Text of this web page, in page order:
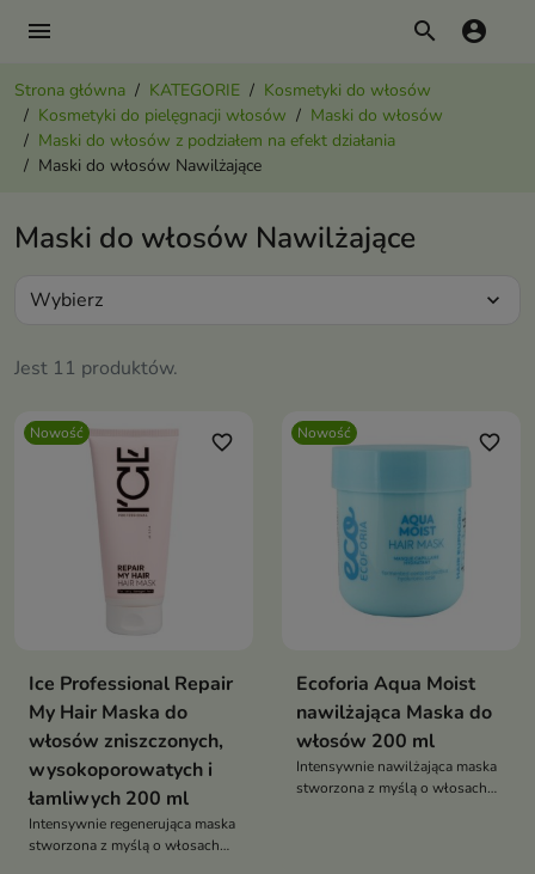
menu search account_circle
Strona główna KATEGORIE
Kosmetyki do włosów
Kosmetyki do pielęgnacji włosów
Maski do włosów
Maski do włosów z podziałem na efekt działania
Maski do włosów Nawilżające
Maski do włosów Nawilżające
Jest 11 produktów.
Wybierz expand_more
Nowość favorite_border
Ice Professional Repair
My Hair Maska do
włosów zniszczonych,
wysokoporowatych i
łamliwych 200 ml
Intensywnie regenerująca maska
stworzona z myślą o włosach
Nowość favorite_border
Ecoforia Aqua Moist
nawilżająca Maska do
włosów 200 ml
Intensywnie nawilżająca maska
stworzona z myślą o włosach